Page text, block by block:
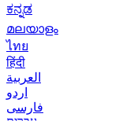
ಕನ್ನಡ
മലയാളം
ไทย
हिंदी
العربية
اردو
فارسی